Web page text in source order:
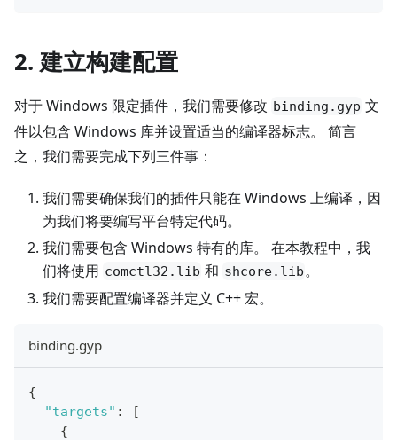
2. 建立构建配置
对于 Windows 限定插件，我们需要修改 binding.gyp 文
件以包含 Windows 库并设置适当的编译器标志。 简言
之，我们需要完成下列三件事：
我们需要确保我们的插件只能在 Windows 上编译，因
为我们将要编写平台特定代码。
我们需要包含 Windows 特有的库。 在本教程中，我
们将使用 comctl32.lib 和 shcore.lib。
我们需要配置编译器并定义 C++ 宏。
binding.gyp
{
"targets" :
[
{